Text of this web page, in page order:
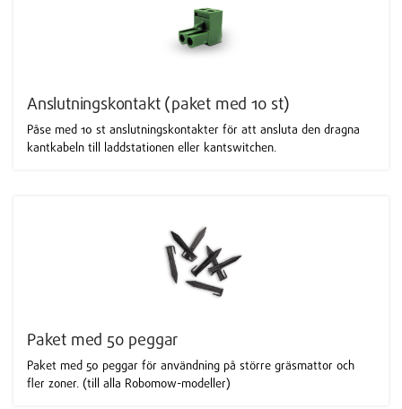
Anslutningskontakt (paket med 10 st)
Påse med 10 st anslutningskontakter för att ansluta den dragna
kantkabeln till laddstationen eller kantswitchen.
Paket med 50 peggar
Paket med 50 peggar för användning på större gräsmattor och
fler zoner. (till alla Robomow-modeller)